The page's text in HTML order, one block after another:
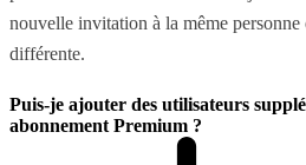
nouvelle invitation à la même personne
différente.
Puis-je ajouter des utilisateurs
abonnement Premium ?